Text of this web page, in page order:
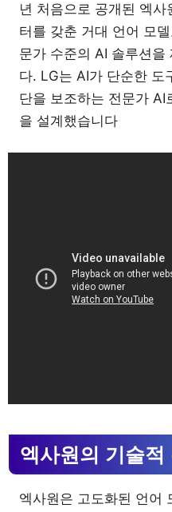
년 처음으로 공개된 엑
터를 갖춘 거대 언어 모
문가 수준의 AI 솔루션을
다. LG는 AI가 단순한 도
단을 보조하는 전문가 AI
을 설계했습니다
엑사원의 기술적
엑사원은 고도화된 언어